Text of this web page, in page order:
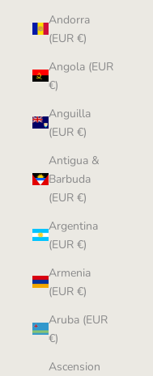
Andorra
(EUR €)
Angola (EUR
€)
Anguilla
(EUR €)
Antigua &
Barbuda
(EUR €)
Argentina
(EUR €)
Armenia
(EUR €)
Aruba (EUR
€)
Ascension